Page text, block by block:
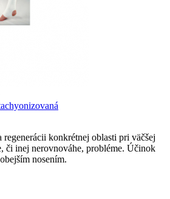
regenerácii konkrétnej oblasti pri väčšej
či inej nerovnováhe, probléme. Účinok
nosením.